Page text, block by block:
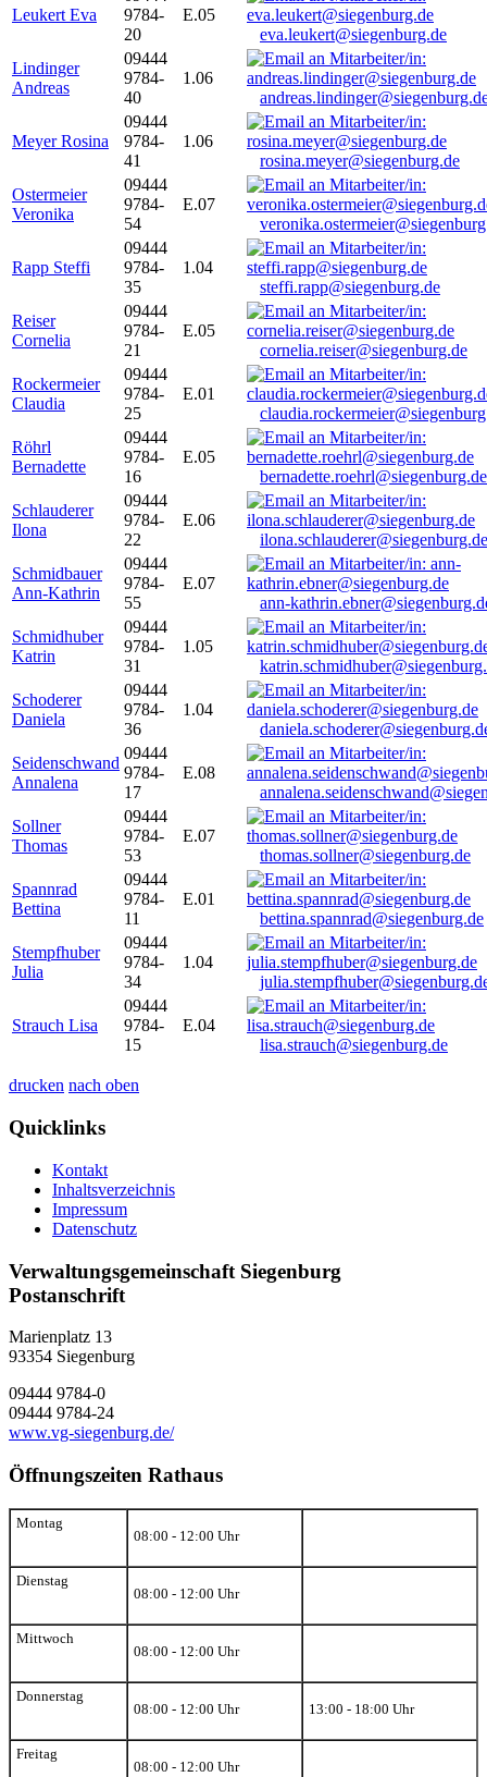
Leukert Eva
9784-
20
E.05
eva.leukert@siegenburg.de
Lindinger
Andreas
09444
9784-
40
1.06
Meyer Rosina
09444
9784-
41
1.06
rosina.meyer@siegenburg.de
Ostermeier
Veronika
09444
9784-
54
E.07
Rapp Steffi
09444
9784-
35
1.04
steffi.rapp@siegenburg.de
Reiser
Cornelia
09444
9784-
21
E.05
cornelia.reiser@siegenburg.de
Rockermeier
Claudia
09444
9784-
25
E.01
Röhrl
Bernadette
09444
9784-
16
E.05
bernadette.roehrl@siegenburg.de
Schlauderer
Ilona
09444
9784-
22
E.06
ilona.schlauderer@siegenburg.de
Schmidbauer
Ann-Kathrin
09444
9784-
55
E.07
ann-
Schmidhuber
Katrin
09444
9784-
31
1.05
Schoderer
Daniela
09444
9784-
36
1.04
Seidenschwand
Annalena
09444
9784-
17
E.08
Sollner
Thomas
09444
9784-
53
E.07
thomas.sollner@siegenburg.de
Spannrad
Bettina
09444
9784-
11
E.01
bettina.spannrad@siegenburg.de
Stempfhuber
Julia
09444
9784-
34
1.04
Strauch Lisa
09444
9784-
15
E.04
lisa.strauch@siegenburg.de
drucken nach oben
Quicklinks
Kontakt
Inhaltsverzeichnis
Impressum
Datenschutz
Verwaltungsgemeinschaft Siegenburg
Postanschrift
Marienplatz 13
93354 Siegenburg
09444 9784-0
09444 9784-24
www.vg-siegenburg.de/
Öffnungszeiten Rathaus
Montag
08:00 - 12:00 Uhr
Dienstag
08:00 - 12:00 Uhr
Mittwoch
08:00 - 12:00 Uhr
Donnerstag
08:00 - 12:00 Uhr
13:00 - 18:00 Uhr
Freitag
08:00 - 12:00 Uhr